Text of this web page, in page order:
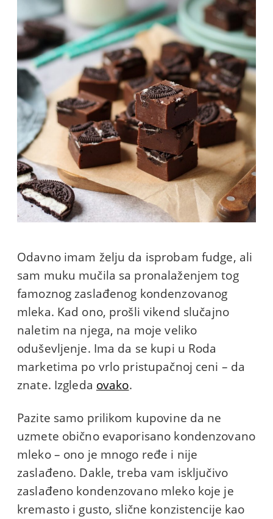
Odavno imam želju da isprobam fudge, ali
sam muku mučila sa pronalaženjem tog
famoznog zaslađenog kondenzovanog
mleka. Kad ono, prošli vikend slučajno
naletim na njega, na moje veliko
oduševljenje. Ima da se kupi u Roda
marketima po vrlo pristupačnoj ceni – da
znate. Izgleda ovako.
Pazite samo prilikom kupovine da ne
uzmete obično evaporisano kondenzovano
mleko – ono je mnogo ređe i nije
zaslađeno. Dakle, treba vam isključivo
zaslađeno kondenzovano mleko koje je
kremasto i gusto, slične konzistencije kao